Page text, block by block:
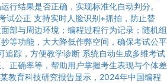
行结果是否正确，实现标准化自动判分。
试公正 支持实时人脸识别+抓拍，防止替
部与周边环境；编程过程行为记录；随机组
等功能，大大降低作弊空间，确保考试公平
踪，方便教学诊断 系统自动生成多维考试
正确率等，帮助用户掌握考生表现与个体差
教育科技研究报告显示，2024年中国编程